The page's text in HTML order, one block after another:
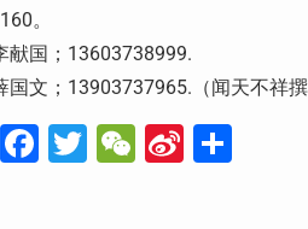
。
献国；13603738999.
文；13903737965.（闻天不祥撰
Facebook
Twitter
WeChat
Sina